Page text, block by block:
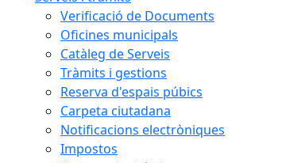
Verificació de Documents
Oficines municipals
Catàleg de Serveis
Tràmits i gestions
Reserva d'espais púbics
Carpeta ciutadana
Notificacions electròniques
Impostos